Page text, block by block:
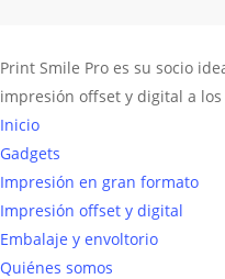
Print Smile Pro es su socio
impresión offset y digital a
Inicio
Gadgets
Impresión en gran formato
Impresión offset y digital
Embalaje y envoltorio
Quiénes somos